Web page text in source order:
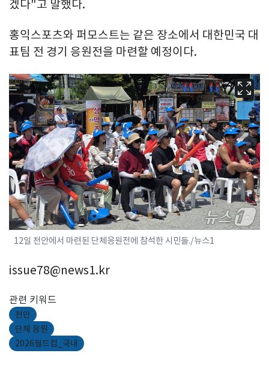
겠다"고 말했다.
홍익스포츠와 퍼모스트는 같은 장소에서 대한민국 대
표팀 전 경기 응원전을 마련할 예정이다.
12일 천안에서 마련된 단체응원전에 참석한 시민들./뉴스1
issue78@news1.kr
관련 키워드
천안
단체 응원
2026월드컵_국내